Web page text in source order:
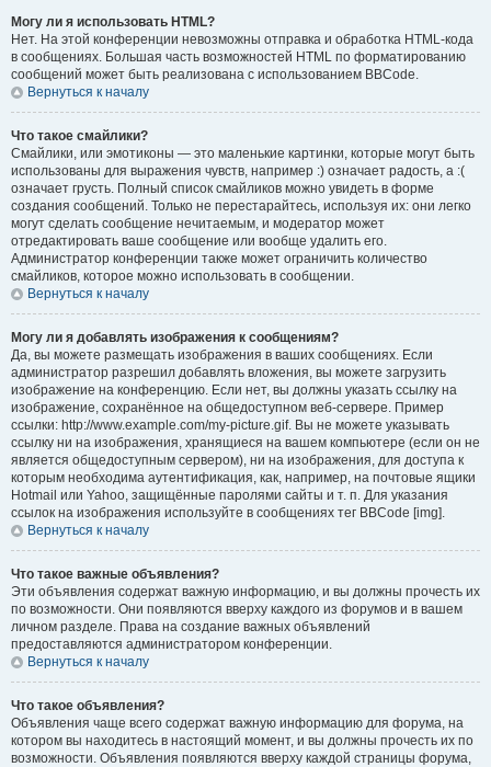
Могу ли я использовать HTML?
Нет. На этой конференции невозможны отправка и обработка HTML-кода
в сообщениях. Большая часть возможностей HTML по форматированию
сообщений может быть реализована с использованием BBCode.
Вернуться к началу
Что такое смайлики?
Смайлики, или эмотиконы — это маленькие картинки, которые могут быть
использованы для выражения чувств, например :) означает радость, а :(
означает грусть. Полный список смайликов можно увидеть в форме
создания сообщений. Только не перестарайтесь, используя их: они легко
могут сделать сообщение нечитаемым, и модератор может
отредактировать ваше сообщение или вообще удалить его.
Администратор конференции также может ограничить количество
смайликов, которое можно использовать в сообщении.
Вернуться к началу
Могу ли я добавлять изображения к сообщениям?
Да, вы можете размещать изображения в ваших сообщениях. Если
администратор разрешил добавлять вложения, вы можете загрузить
изображение на конференцию. Если нет, вы должны указать ссылку на
изображение, сохранённое на общедоступном веб-сервере. Пример
ссылки: http://www.example.com/my-picture.gif. Вы не можете указывать
ссылку ни на изображения, хранящиеся на вашем компьютере (если он не
является общедоступным сервером), ни на изображения, для доступа к
которым необходима аутентификация, как, например, на почтовые ящики
Hotmail или Yahoo, защищённые паролями сайты и т. п. Для указания
ссылок на изображения используйте в сообщениях тег BBCode [img].
Вернуться к началу
Что такое важные объявления?
Эти объявления содержат важную информацию, и вы должны прочесть их
по возможности. Они появляются вверху каждого из форумов и в вашем
личном разделе. Права на создание важных объявлений
предоставляются администратором конференции.
Вернуться к началу
Что такое объявления?
Объявления чаще всего содержат важную информацию для форума, на
котором вы находитесь в настоящий момент, и вы должны прочесть их по
возможности. Объявления появляются вверху каждой страницы форума,